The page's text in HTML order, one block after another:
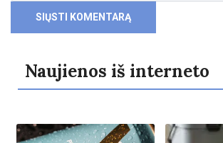
Naujienos iš interneto